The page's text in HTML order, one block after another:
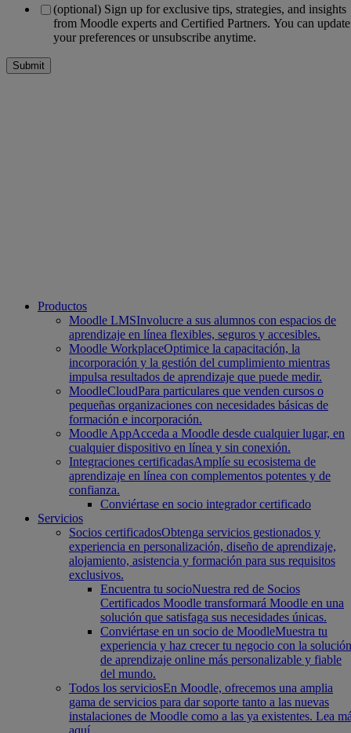
(optional) Sign up for exclusive tips, strategies, and insights
from Moodle experts and Certified Partners. You can update
your preferences or unsubscribe anytime.
Productos
Moodle LMSInvolucre a sus alumnos con espacios de
aprendizaje en línea flexibles, seguros y accesibles.
Moodle WorkplaceOptimice la capacitación, la
incorporación y la gestión del cumplimiento mientras
impulsa resultados de aprendizaje que puede medir.
MoodleCloudPara particulares que venden cursos o
pequeñas organizaciones con necesidades básicas de
formación e incorporación.
Moodle AppAcceda a Moodle desde cualquier lugar, en
cualquier dispositivo en línea y sin conexión.
Integraciones certificadasAmplíe su ecosistema de
aprendizaje en línea con complementos potentes y de
confianza.
Conviértase en socio integrador certificado
Servicios
Socios certificadosObtenga servicios gestionados y
experiencia en personalización, diseño de aprendizaje,
alojamiento, asistencia y formación para sus requisitos
exclusivos.
Encuentra tu socioNuestra red de Socios
Certificados Moodle transformará Moodle en una
solución que satisfaga sus necesidades únicas.
Conviértase en un socio de MoodleMuestra tu
experiencia y haz crecer tu negocio con la solución
de aprendizaje online más personalizable y fiable
del mundo.
Todos los serviciosEn Moodle, ofrecemos una amplia
gama de servicios para dar soporte tanto a las nuevas
instalaciones de Moodle como a las ya existentes. Lea